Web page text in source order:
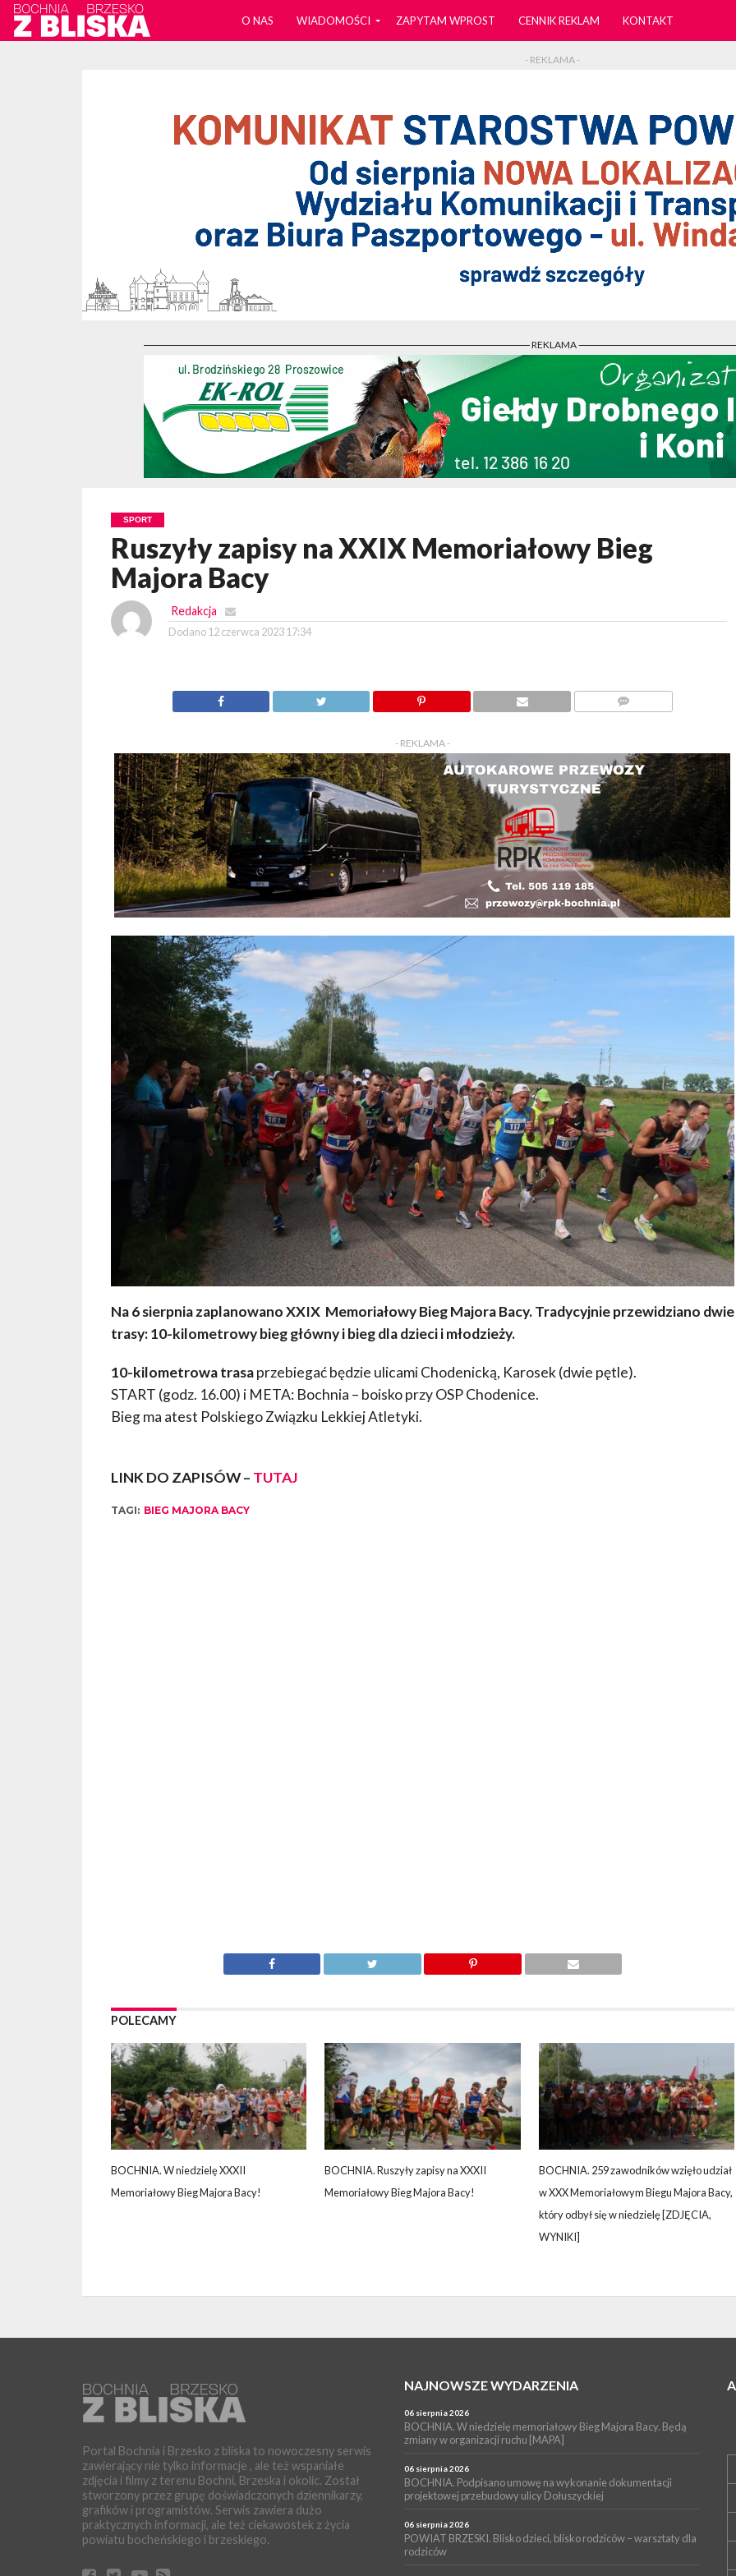
O NAS WIADOMOŚCI ZAPYTAM WPROST CENNIK REKLAM KONTAKT
- REKLAMA -
- REKLAMA -
SPORT
Ruszyły zapisy na XXIX Memoriałowy Bieg
Majora Bacy
Redakcja
Dodano 12 czerwca 2023 17:34
- REKLAMA -
Na 6 sierpnia zaplanowano XXIX Memoriałowy Bieg Majora Bacy. Tradycyjnie przewidziano dwie
trasy: 10-kilometrowy bieg główny i bieg dla dzieci i młodzieży.
10-kilometrowa trasaprzebiegać będzie ulicami Chodenicką, Karosek (dwie pętle).
START (godz. 16.00) i META: Bochnia – boisko przy OSP Chodenice.
Bieg ma atest Polskiego Związku Lekkiej Atletyki.
LINK DO ZAPISÓW – TUTAJ
TAGI: BIEG MAJORA BACY
POLECAMY
BOCHNIA. W niedzielę XXXII
Memoriałowy Bieg Majora Bacy!
BOCHNIA. Ruszyły zapisy na XXXII
Memoriałowy Bieg Majora Bacy!
BOCHNIA. 259 zawodników wzięło udział
w XXX Memoriałowym Biegu Majora Bacy,
który odbył się w niedzielę [ZDJĘCIA,
WYNIKI]
Portal Bochnia i Brzesko z bliska to nowoczesny serwis
zawierający nie tylko informacje , ale też wspaniałe
zdjęcia i filmy z terenu Bochni, Brzeska i okolic. Został
stworzony przez grupę doświadczonych dziennikarzy,
grafików i programistów. Serwis zawiera dużo
praktycznych informacji, ale też ciekawostek z życia
powiatu bocheńskiego i brzeskiego.
NAJNOWSZE WYDARZENIA
06 sierpnia 2026
BOCHNIA. W niedzielę memoriałowy Bieg Majora Bacy. Będą
zmiany w organizacji ruchu [MAPA]
06 sierpnia 2026
BOCHNIA. Podpisano umowę na wykonanie dokumentacji
projektowej przebudowy ulicy Dołuszyckiej
06 sierpnia 2026
POWIAT BRZESKI. Blisko dzieci, blisko rodziców – warsztaty dla
rodziców